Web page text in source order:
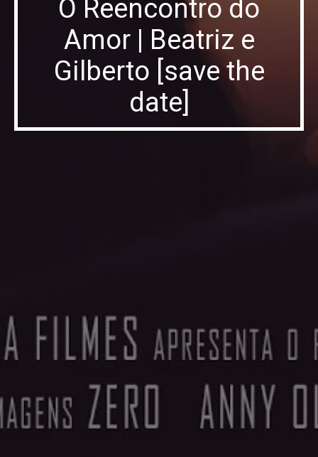
O Reencontro do
Amor | Beatriz e
Gilberto [save the
date]